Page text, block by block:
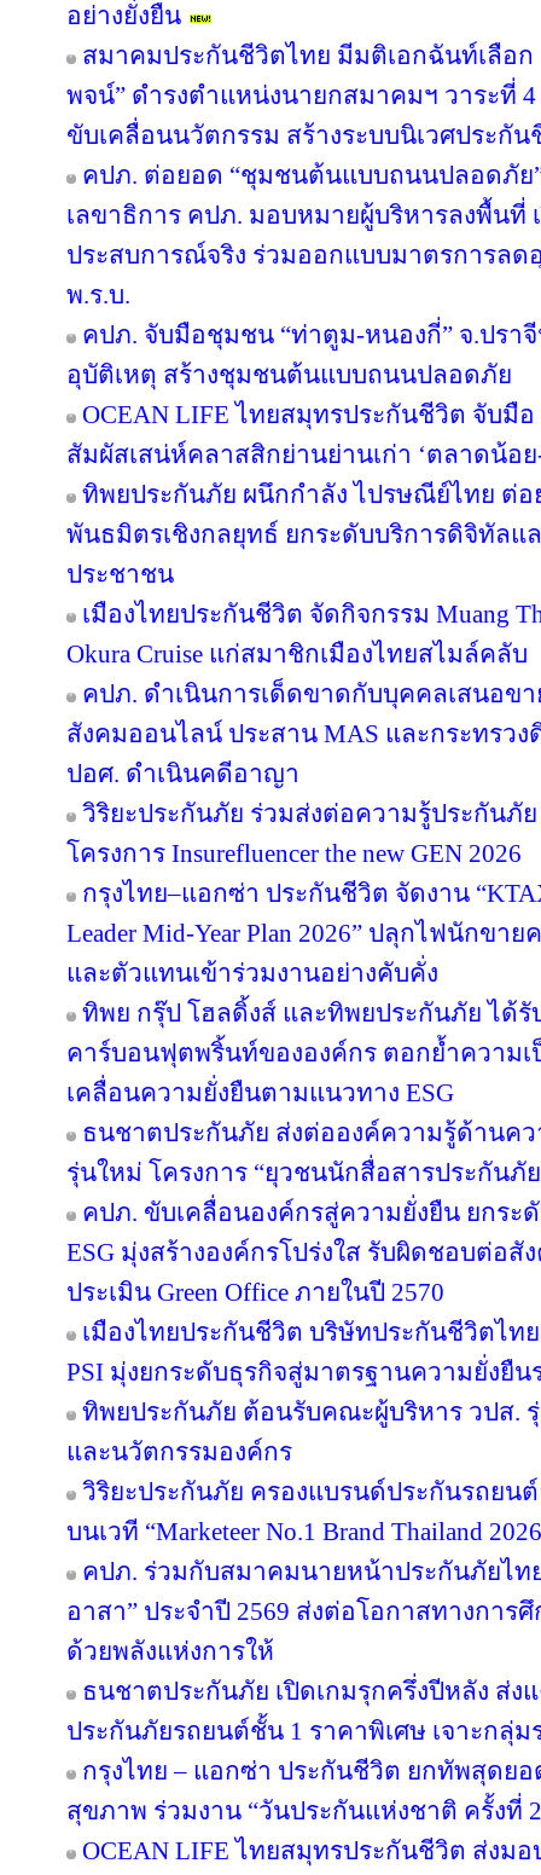
อย่างยั่งยืน
สมาคมประกันชีวิตไทย มีมติเอกฉันท์เลือ
พจน์” ดำรงตำแหน่งนายกสมาคมฯ วาระที่
ขับเคลื่อนนวัตกรรม สร้างระบบนิเวศประกัน
คปภ. ต่อยอด “ชุมชนต้นแบบถนนปลอดภัย
เลขาธิการ คปภ. มอบหมายผู้บริหารลงพื้นที่
ประสบการณ์จริง ร่วมออกแบบมาตรการลด
พ.ร.บ.
คปภ. จับมือชุมชน “ท่าตูม-หนองกี่” จ.ปรา
อุบัติเหตุ สร้างชุมชนต้นแบบถนนปลอดภัย
OCEAN LIFE ไทยสมุทรประกันชีวิต จับมือ
สัมผัสเสน่ห์คลาสสิกย่านย่านเก่า ‘ตลาดน้อย
ทิพยประกันภัย ผนึกกำลัง ไปรษณีย์ไทย ต่
พันธมิตรเชิงกลยุทธ์ ยกระดับบริการดิจิทัลแ
ประชาชน
เมืองไทยประกันชีวิต จัดกิจกรรม Muang
Okura Cruise แก่สมาชิกเมืองไทยสไมล์คลับ
คปภ. ดำเนินการเด็ดขาดกับบุคคลเสนอข
สังคมออนไลน์ ประสาน MAS และกระทรวง
ปอศ. ดำเนินคดีอาญา
วิริยะประกันภัย ร่วมส่งต่อความรู้ประกันภั
โครงการ Insurefluencer the new GEN 2026
กรุงไทย–แอกซ่า ประกันชีวิต จัดงาน
Leader Mid-Year Plan 2026” ปลุกไฟนักขา
และตัวแทนเข้าร่วมงานอย่างคับคั่ง
ทิพย กรุ๊ป โฮลดิ้งส์ และทิพยประกันภัย ได้รั
คาร์บอนฟุตพริ้นท์ขององค์กร ตอกย้ำความ
เคลื่อนความยั่งยืนตามแนวทาง ESG
ธนชาตประกันภัย ส่งต่อองค์ความรู้ด้านค
รุ่นใหม่ โครงการ “ยุวชนนักสื่อสารประกันภั
คปภ. ขับเคลื่อนองค์กรสู่ความยั่งยืน ยกระ
ESG มุ่งสร้างองค์กรโปร่งใส รับผิดชอบต่อ
ประเมิน Green Office ภายในปี 2570
เมืองไทยประกันชีวิต บริษัทประกันชีวิตไท
PSI มุ่งยกระดับธุรกิจสู่มาตรฐานความยั่งยืน
ทิพยประกันภัย ต้อนรับคณะผู้บริหาร วปส.
และนวัตกรรมองค์กร
วิริยะประกันภัย ครองแบรนด์ประกันรถยน
บนเวที “Marketeer No.1 Brand Thailand
คปภ. ร่วมกับสมาคมนายหน้าประกันภัยไท
อาสา” ประจำปี 2569 ส่งต่อโอกาสทางการ
ด้วยพลังแห่งการให้
ธนชาตประกันภัย เปิดเกมรุกครึ่งปีหลัง ส่ง
ประกันภัยรถยนต์ชั้น 1 ราคาพิเศษ เจาะกลุ่
กรุงไทย – แอกซ่า ประกันชีวิต ยกทัพสุดย
สุขภาพ ร่วมงาน “วันประกันแห่งชาติ ครั้งที่
OCEAN LIFE ไทยสมุทรประกันชีวิต ส่งม